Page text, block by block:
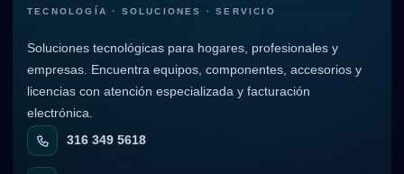
TECNOLOGÍA · SOLUCIONES · SERVICIO
Soluciones tecnológicas para hogares, profesionales y
empresas. Encuentra equipos, componentes, accesorios y
licencias con atención especializada y facturación
electrónica.
316 349 5618